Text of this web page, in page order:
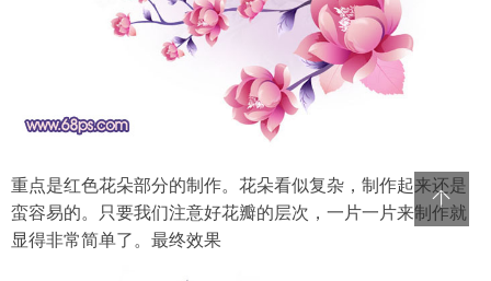
重点是红色花朵部分的制作。花朵看似复杂，制作起来还是
蛮容易的。只要我们注意好花瓣的层次，一片一片来制作就
显得非常简单了。最终效果